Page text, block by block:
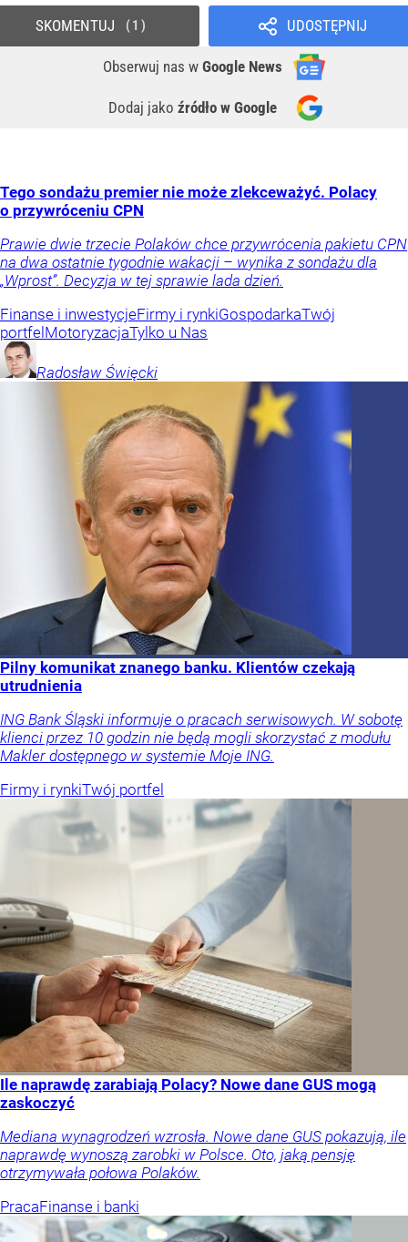
UDOSTĘPNIJ
Obserwuj nas w Google News
Dodaj jako źródło w Google
SKOMENTUJ 1
Tego sondażu premier nie może zlekceważyć. Polacy
o przywróceniu CPN
Prawie dwie trzecie Polaków chce przywrócenia pakietu CPN
na dwa ostatnie tygodnie wakacji – wynika z sondażu dla
„Wprost”. Decyzja w tej sprawie lada dzień.
Finanse i inwestycjeFirmy i rynkiGospodarkaTwój
portfelMotoryzacjaTylko u Nas
Radosław Święcki
Pilny komunikat znanego banku. Klientów czekają
utrudnienia
ING Bank Śląski informuje o pracach serwisowych. W sobotę
klienci przez 10 godzin nie będą mogli skorzystać z modułu
Makler dostępnego w systemie Moje ING.
Firmy i rynkiTwój portfel
Ile naprawdę zarabiają Polacy? Nowe dane GUS mogą
zaskoczyć
Mediana wynagrodzeń wzrosła. Nowe dane GUS pokazują, ile
naprawdę wynoszą zarobki w Polsce. Oto, jaką pensję
otrzymywała połowa Polaków.
PracaFinanse i banki